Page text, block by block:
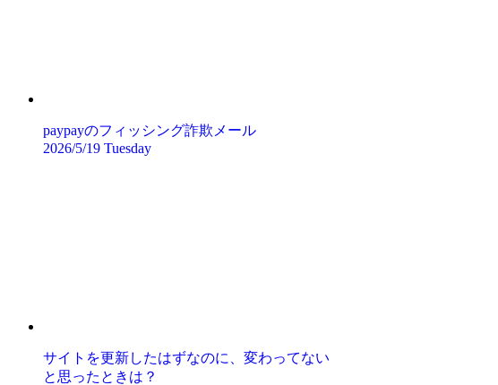
paypayのフィッシング詐欺メール
2026/5/19 Tuesday
サイトを更新したはずなのに、変わってない
と思ったときは？